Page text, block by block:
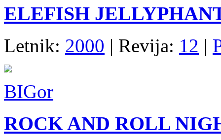
ELEFISH
Letnik: 2000 | Revija: 12 |
BIGor
ROCK AND ROLL